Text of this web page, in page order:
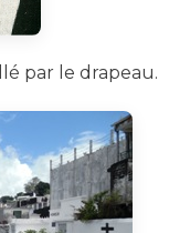
par le drapeau.